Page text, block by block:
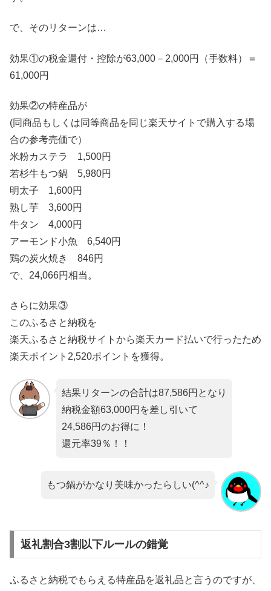
で、そのリターンは…
効果①の税金還付・控除が63,000－2,000円（手数料）＝
61,000円
効果②の特産品が
(同商品もしくは同等商品を同じ楽天サイトで購入する場
合の参考売価で）
米粉カステラ 1,500円
若杉牛もつ鍋 5,980円
明太子 1,600円
熟し芋 3,600円
牛タン 4,000円
アーモンド小魚 6,540円
鶏の炭火焼き 846円
で、24,066円相当。
さらに効果③
このふるさと納税を
楽天ふるさと納税サイトから楽天カード払いで行ったため
楽天ポイント2,520ポイントを獲得。
結果リターンの合計は87,586円となり
納税金額63,000円を差し引いて
24,586円のお得に！
還元率39％！！
もつ鍋がかなり美味かったらしい(^^♪
返礼割合3割以下ルールの錯覚
ふるさと納税でもらえる特産品を返礼品と言うのですが、